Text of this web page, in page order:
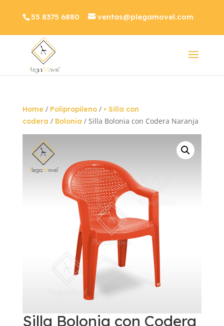
55 8375 6880 ventas@plegamovel.com
Home / Polipropileno/ • Silla con
codera / Bolonia / Silla Bolonia con Codera Naranja
Silla Bolonia con Codera